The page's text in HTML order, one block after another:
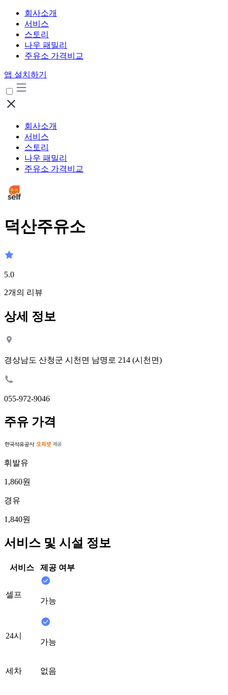
회사소개
서비스
스토리
나우 패밀리
주유소 가격비교
앱 설치하기
회사소개
서비스
스토리
나우 패밀리
주유소 가격비교
덕산주유소
5.0
2개의 리뷰
상세 정보
경상남도 산청군 시천면 남명로 214 (시천면)
055-972-9046
주유 가격
휘발유
1,860원
경유
1,840원
서비스 및 시설 정보
서비스 제공 여부
셀프
가능
24시
가능
세차 없음